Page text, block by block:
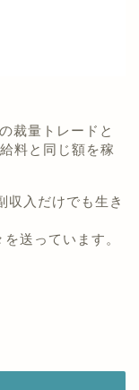
裁量トレードと
料と同じ額を稼
収入だけでも生き
送っています。